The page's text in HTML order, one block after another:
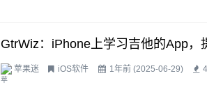
GtrWiz：iPhone上学习吉他的app，
苹果迷 iOS软件 1年前 (2025-06-29)